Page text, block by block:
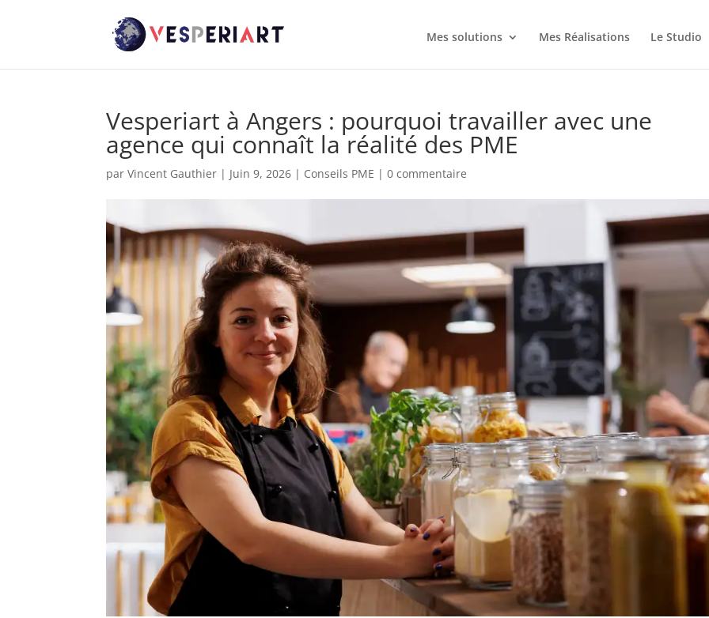
Mes solutions Mes Réalisations Le Studio
Vesperiart à Angers : pourquoi travailler avec une
agence qui connaît la réalité des PME
parVincent Gauthier | Juin 9, 2026 | Conseils PME |0 commentaire